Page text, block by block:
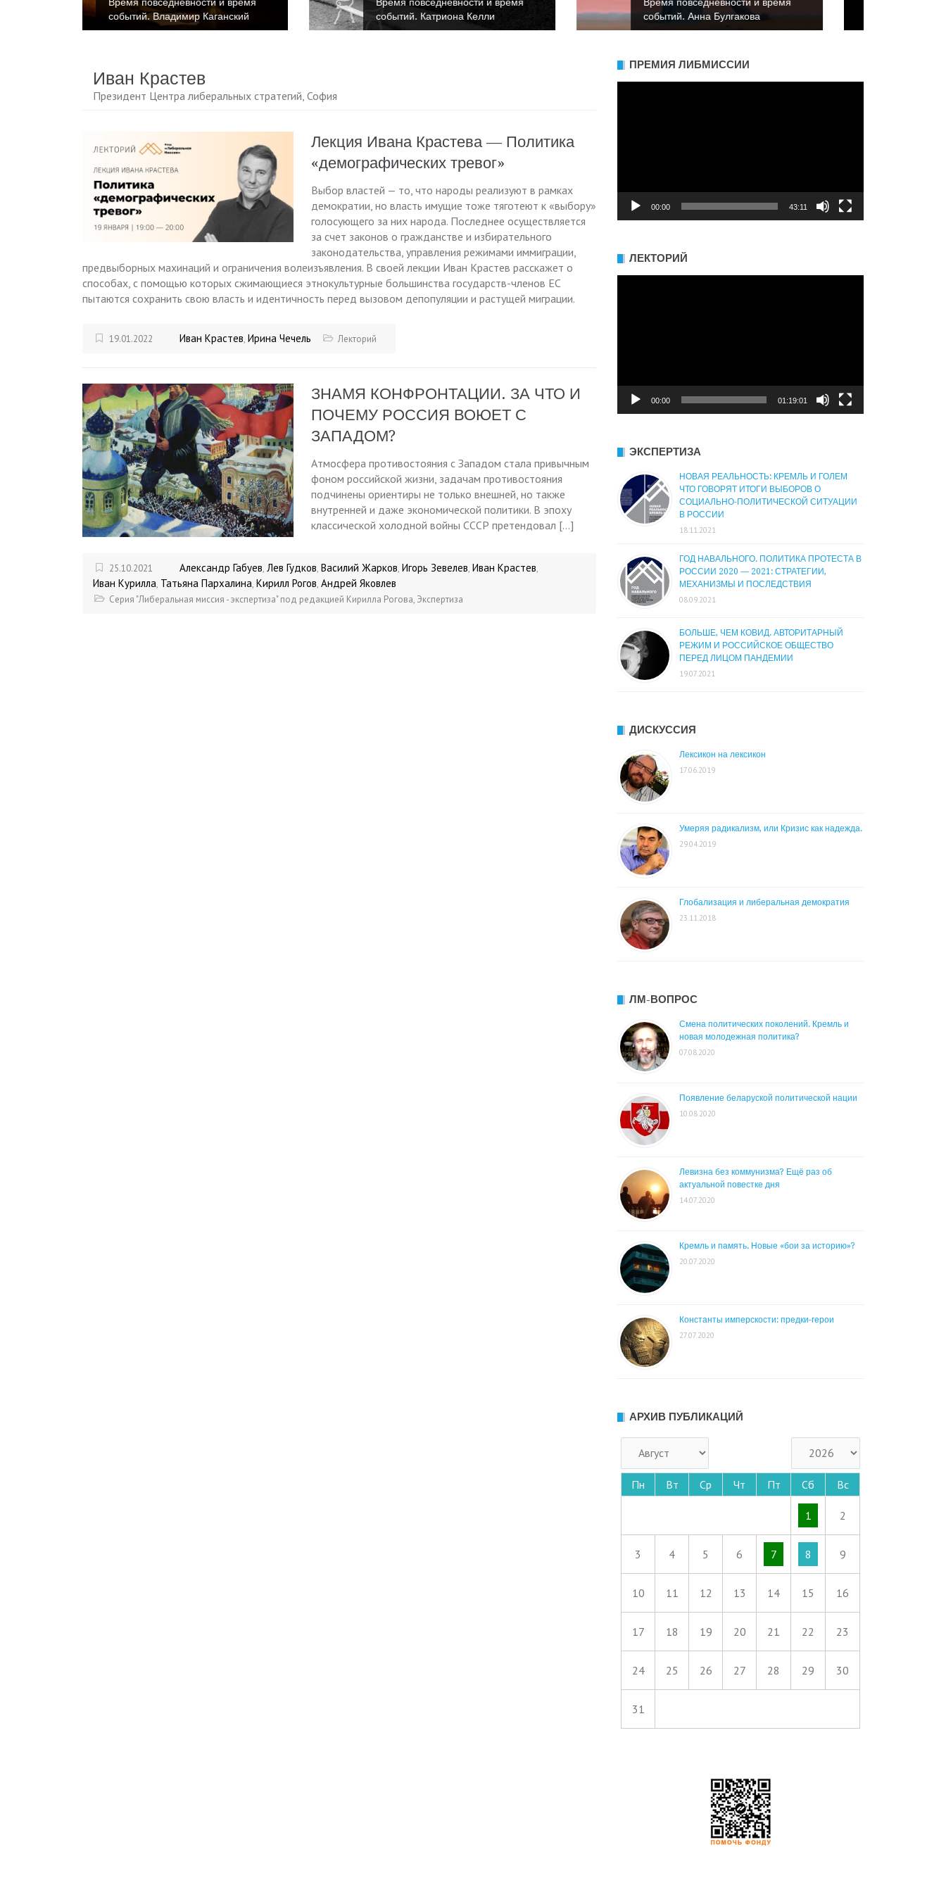
событий. Катриона Келли
событий. Анна Булгакова
событий. Константин Пахалюк
Иван Крастев
Президент Центра либеральных стратегий, София
Лекция Ивана Крастева — Политика
«демографических тревог»
Выбор властей — то, что народы реализуют в рамках
демократии, но власть имущие тоже тяготеют к «выбору»
голосующего за них народа. Последнее осуществляется
за счет законов о гражданстве и избирательного
законодательства, управления режимами иммиграции,
предвыборных махинаций и ограничения волеизъявления. В своей лекции Иван Крастев расскажет о
способах, с помощью которых сжимающиеся этнокультурные большинства государств-членов ЕС
пытаются сохранить свою власть и идентичность перед вызовом депопуляции и растущей миграции.
19.01.2022 Иван Крастев, Ирина Чечель Лекторий
ЗНАМЯ КОНФРОНТАЦИИ. ЗА ЧТО И
ПОЧЕМУ РОССИЯ ВОЮЕТ С
ЗАПАДОМ?
Атмосфера противостояния с Западом стала привычным
фоном российской жизни, задачам противостояния
подчинены ориентиры не только внешней, но также
внутренней и даже экономической политики. В эпоху
классической холодной войны СССР претендовал […]
25.10.2021 Александр Габуев, Лев Гудков, Василий Жарков, Игорь Зевелев, Иван Крастев,
Иван Курилла, Татьяна Пархалина, Кирилл Рогов, Андрей Яковлев
Серия "Либеральная миссия - экспертиза" под редакцией Кирилла Рогова, Экспертиза
ПРЕМИЯ ЛИБМИССИИ
00:00 43:11
ЛЕКТОРИЙ
00:00 01:19:01
ЭКСПЕРТИЗА
НОВАЯ РЕАЛЬНОСТЬ: КРЕМЛЬ И ГОЛЕМ
ЧТО ГОВОРЯТ ИТОГИ ВЫБОРОВ О
СОЦИАЛЬНО-ПОЛИТИЧЕСКОЙ СИТУАЦИИ
В РОССИИ
18.11.2021
ГОД НАВАЛЬНОГО. ПОЛИТИКА ПРОТЕСТА В
РОССИИ 2020 — 2021: СТРАТЕГИИ,
МЕХАНИЗМЫ И ПОСЛЕДСТВИЯ
08.09.2021
БОЛЬШЕ, ЧЕМ КОВИД. АВТОРИТАРНЫЙ
РЕЖИМ И РОССИЙСКОЕ ОБЩЕСТВО
ПЕРЕД ЛИЦОМ ПАНДЕМИИ
19.07.2021
ДИСКУССИЯ
Лексикон на лексикон
17.06.2019
Умеряя радикализм, или Кризис как надежда.
29.04.2019
Глобализация и либеральная демократия
23.11.2018
ЛМ-ВОПРОС
Смена политических поколений. Кремль и
новая молодежная политика?
07.08.2020
Появление беларуской политической нации
10.08.2020
Левизна без коммунизма? Ещё раз об
актуальной повестке дня
14.07.2020
Кремль и память. Новые «бои за историю»?
20.07.2020
Константы имперскости: предки-герои
27.07.2020
АРХИВ ПУБЛИКАЦИЙ
Пн Вт Ср Чт Пт Сб Вс
1 2
3 4 5 6 7 8 9
10 11 12 13 14 15 16
17 18 19 20 21 22 23
24 25 26 27 28 29 30
31